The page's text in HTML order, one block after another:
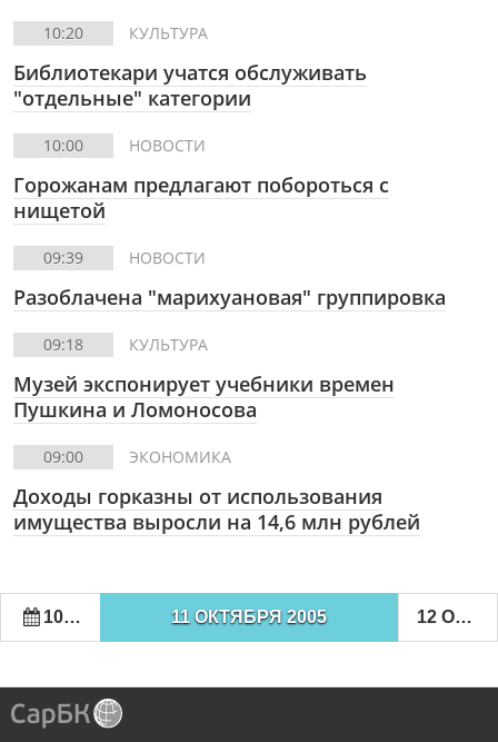
10:20 КУЛЬТУРА
Библиотекари учатся обслуживать
"отдельные" категории
10:00 НОВОСТИ
Горожанам предлагают побороться с
нищетой
09:39 НОВОСТИ
Разоблачена "марихуановая" группировка
09:18 КУЛЬТУРА
Музей экспонирует учебники времен
Пушкина и Ломоносова
09:00 ЭКОНОМИКА
Доходы горказны от использования
имущества выросли на 14,6 млн рублей
10 ОКТЯБРЯ 2005 11 ОКТЯБРЯ 2005 12 ОКТЯБРЯ 2005